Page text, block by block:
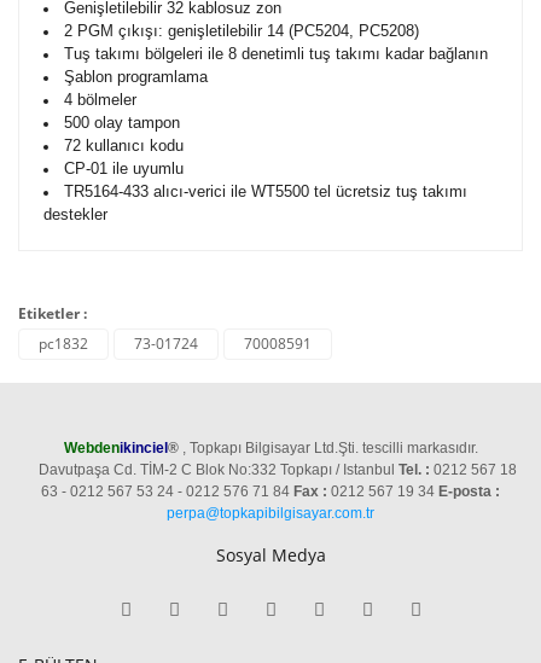
Genişletilebilir 32 kablosuz zon
2 PGM çıkışı: genişletilebilir 14 (PC5204, PC5208)
Tuş takımı bölgeleri ile 8 denetimli tuş takımı kadar bağlanın
Şablon programlama
4 bölmeler
500 olay tampon
72 kullanıcı kodu
CP-01 ile uyumlu
TR5164-433 alıcı-verici ile WT5500 tel ücretsiz tuş takımı
destekler
Etiketler :
pc1832
73-01724 70008591
Webdenikinciel ®, Topkapı Bilgisayar Ltd.Şti. tescilli markasıdır.
Davutpaşa Cd. TİM-2 C Blok No:332 Topkapı / Istanbul Tel. : 0212 567 18
63 - 0212 567 53 24 - 0212 576 71 84 Fax : 0212 567 19 34 E-posta :
perpa@topkapibilgisayar.com.tr
Sosyal Medya